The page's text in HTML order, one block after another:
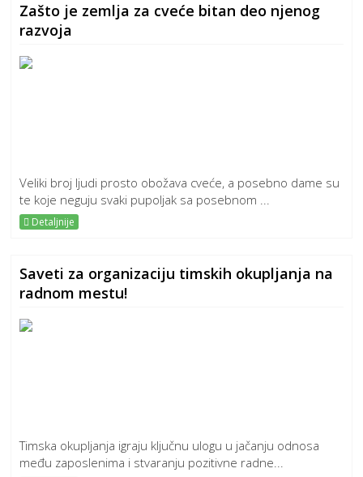
Zašto je zemlja za cveće bitan deo njenog
razvoja
Veliki broj ljudi prosto obožava cveće, a posebno dame su
te koje neguju svaki pupoljak sa posebnom ...
Detaljnije
Saveti za organizaciju timskih okupljanja na
radnom mestu!
Timska okupljanja igraju ključnu ulogu u jačanju odnosa
među zaposlenima i stvaranju pozitivne radne...